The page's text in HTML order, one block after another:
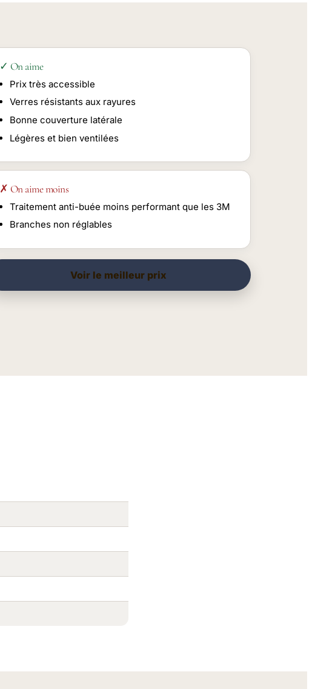
✓ On aime
Prix très accessible
Verres résistants aux rayures
Bonne couverture latérale
Légères et bien ventilées
✗ On aime moins
Traitement anti-buée moins performant que les 3M
Branches non réglables
Voir le meilleur prix